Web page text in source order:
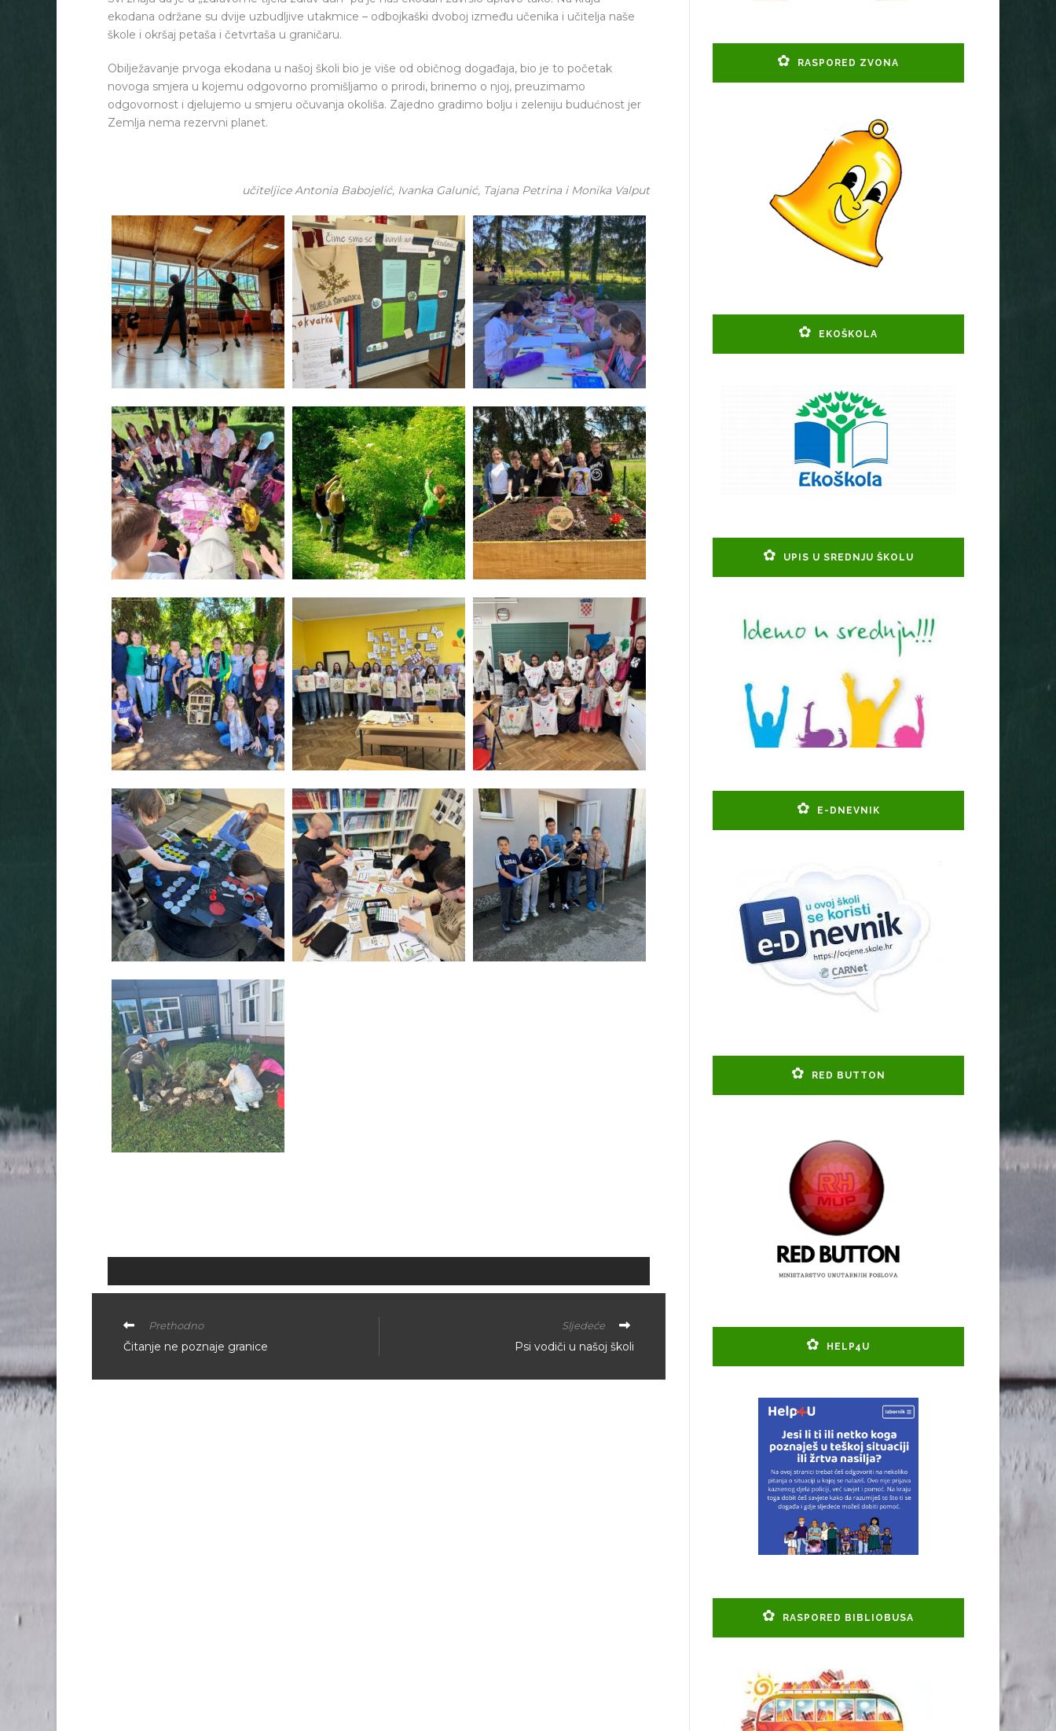
ekodana održane su dvije uzbudljive utakmice – odbojkaški dvoboj između učenika i učitelja naše
škole i okršaj petaša i četvrtaša u graničaru.
Obilježavanje prvoga ekodana u našoj školi bio je više od običnog događaja, bio je to početak
novoga smjera u kojemu odgovorno promišljamo o prirodi, brinemo o njoj, preuzimamo
odgovornost i djelujemo u smjeru očuvanja okoliša. Zajedno gradimo bolju i zeleniju budućnost jer
Zemlja nema rezervni planet.
učiteljice Antonia Babojelić, Ivanka Galunić, Tajana Petrina i Monika Valput
Prethodno
Čitanje ne poznaje granice
Sljedeće
Psi vodiči u našoj školi
RASPORED ZVONA
EKOŠKOLA
UPIS U SREDNJU ŠKOLU
E-DNEVNIK
RED BUTTON
HELP4U
RASPORED BIBLIOBUSA